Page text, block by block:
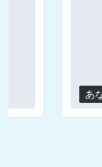
あなたの万能